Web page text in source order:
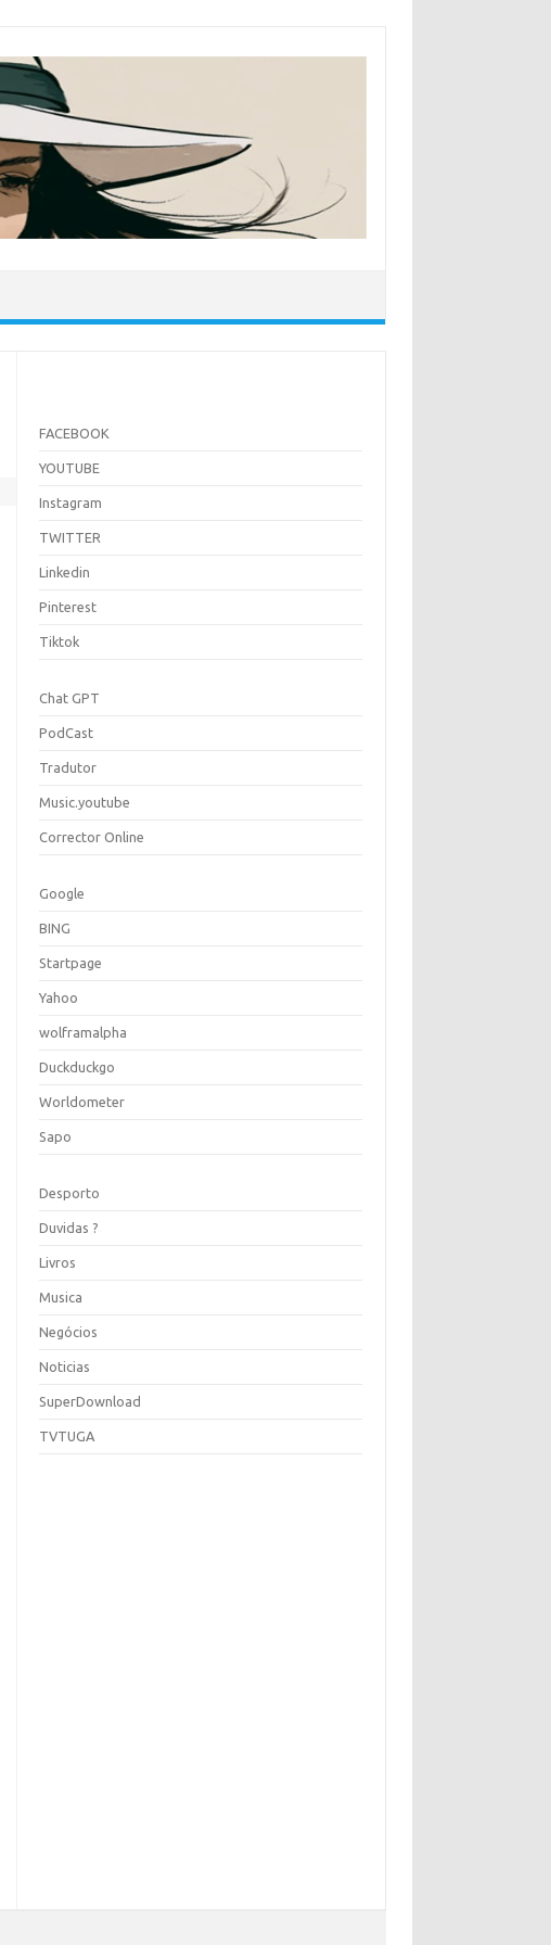
FACEBOOK
YOUTUBE
Instagram
TWITTER
Linkedin
Pinterest
Tiktok
Chat GPT
PodCast
Tradutor
Music.youtube
Corrector Online
Google
BING
Startpage
Yahoo
wolframalpha
Duckduckgo
Worldometer
Sapo
Desporto
Duvidas ?
Livros
Musica
Negócios
Noticias
SuperDownload
TVTUGA